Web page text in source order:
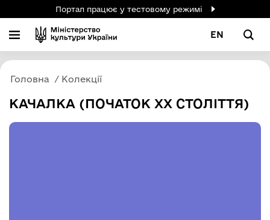
Портал працює у тестовому режимі
EN
Головна Колекції
КАЧАЛКА (ПОЧАТОК ХХ СТОЛІТТЯ)